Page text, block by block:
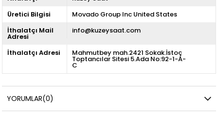
Üretici Bilgisi
Movado Group Inc United States
İthalatçı Mail
Adresi
info@kuzeysaat.com
İthalatçı Adresi Mahmutbey mah.2421 Sokak.İstoç
Toptancılar Sitesi 5.Ada No:92-1-A-
C
YORUMLAR(0)